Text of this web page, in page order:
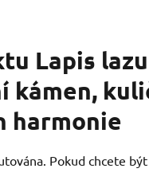
Lapis
harmonie
Pokud chcete